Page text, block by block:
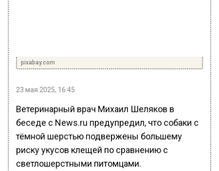
pixabay.com
23 мая 2025, 16:45
Ветеринарный врач Михаил Шеляков в
беседе с News.ru предупредил, что собаки с
тёмной шерстью подвержены большему
риску укусов клещей по сравнению с
светлошерстными питомцами.